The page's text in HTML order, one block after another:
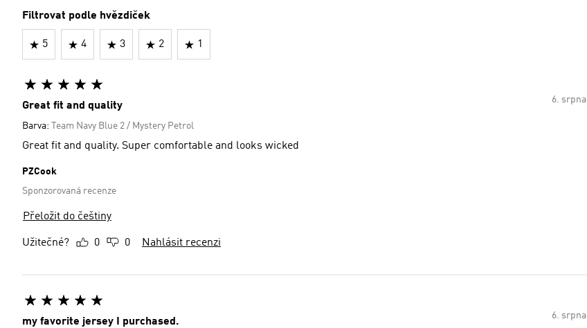
Filtrovat podle hvězdiček
5 4 3 2 1
6. srpna
Great fit and quality
Barva: Team Navy Blue 2 / Mystery Petrol
Great fit and quality. Super comfortable and looks wicked
PZCook
Sponzorovaná recenze
Přeložit do češtiny
Užitečné? 0 0 Nahlásit recenzi
6. srpna
my favorite jersey I purchased.